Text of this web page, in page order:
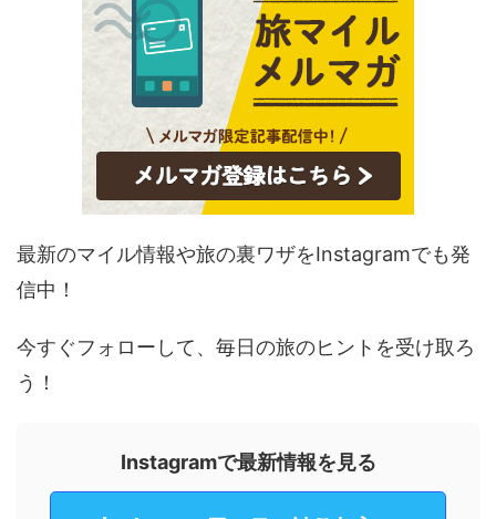
最新のマイル情報や旅の裏ワザをInstagramでも発
信中！
今すぐフォローして、毎日の旅のヒントを受け取ろ
う！
Instagramで最新情報を見る